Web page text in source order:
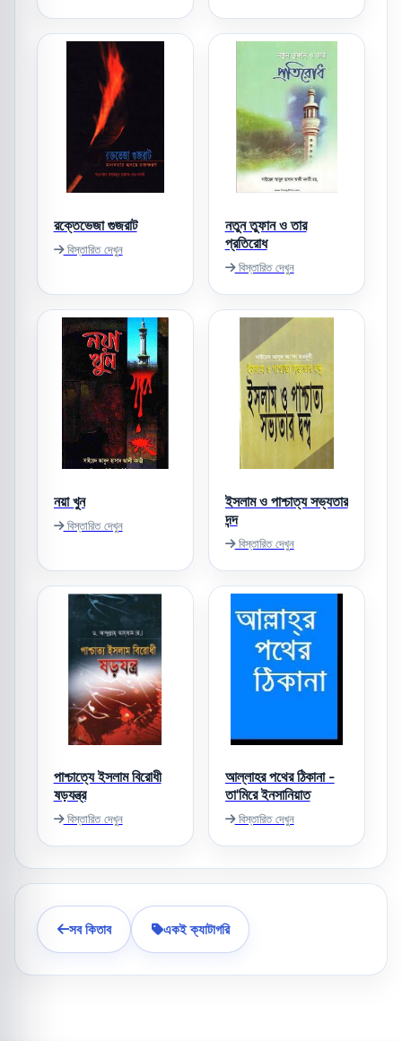
রক্তেভেজা গুজরাট
বিস্তারিত দেখুন
নতুন তুফান ও তার
প্রতিরোধ
বিস্তারিত দেখুন
নয়া খুন
বিস্তারিত দেখুন
ইসলাম ও পাশ্চাত্য সভ্যতার
দন্দ
বিস্তারিত দেখুন
পাশ্চাত্যে ইসলাম বিরোধী
ষড়যন্ত্র
বিস্তারিত দেখুন
আল্লাহর পথের ঠিকানা -
তা'মিরে ইনসানিয়াত
বিস্তারিত দেখুন
সব কিতাব একই ক্যাটাগরি